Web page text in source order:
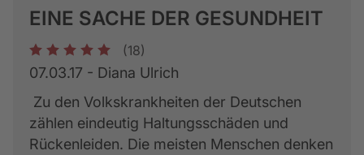
EINE SACHE DER GESUNDHEIT
1 2 3 4 5 (18)
07.03.17 - Diana Ulrich
Zu den Volkskrankheiten der Deutschen
zählen eindeutig Haltungsschäden und
Rückenleiden. Die meisten Menschen denken